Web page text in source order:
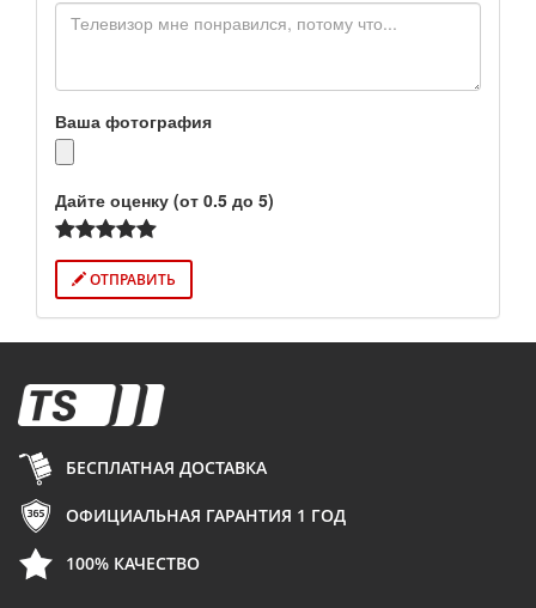
Ваша фотография
Дайте оценку (от 0.5 до 5)
ОТПРАВИТЬ
БЕСПЛАТНАЯ ДОСТАВКА
ОФИЦИАЛЬНАЯ ГАРАНТИЯ 1 ГОД
100% КАЧЕСТВО